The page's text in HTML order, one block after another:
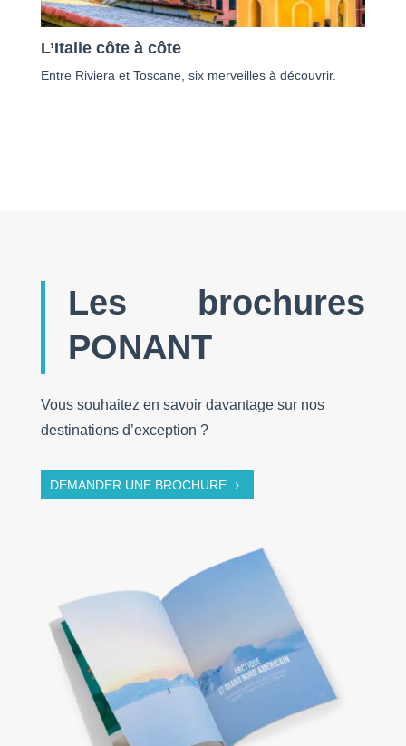
L’Italie côte à côte
Entre Riviera et Toscane, six merveilles à découvrir.
Les brochures
PONANT
Vous souhaitez en savoir davantage sur nos
destinations d’exception ?
DEMANDER UNE BROCHURE